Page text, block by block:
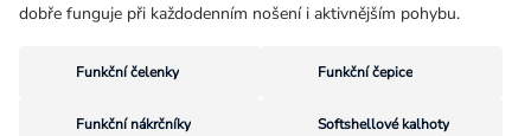
(CZK)
dobře funguje při každodenním nošení i aktivnějším pohybu.
Funkční čelenky Funkční čepice
Funkční nákrčníky Softshellové kalhoty